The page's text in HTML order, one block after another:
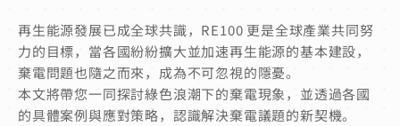
再生能源發展已成全球共識，RE100 更是全球產業共同努
力的目標，當各國紛紛擴大並加速再生能源的基本建設，
棄電問題也隨之而來，成為不可忽視的隱憂。
本文將帶您一同探討綠色浪潮下的棄電現象，並透過各國
的具體案例與應對策略，認識解決棄電議題的新契機。